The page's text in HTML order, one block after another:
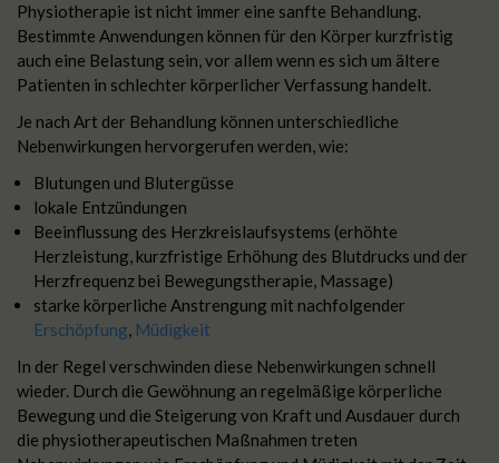
Physiotherapie ist nicht immer eine sanfte Behandlung.
Bestimmte Anwendungen können für den Körper kurzfristig
auch eine Belastung sein, vor allem wenn es sich um ältere
Patienten in schlechter körperlicher Verfassung handelt.
Je nach Art der Behandlung können unterschiedliche
Nebenwirkungen hervorgerufen werden, wie:
Blutungen und Blutergüsse
lokale Entzündungen
Beeinflussung des Herzkreislaufsystems (erhöhte
Herzleistung, kurzfristige Erhöhung des Blutdrucks und der
Herzfrequenz bei Bewegungstherapie, Massage)
starke körperliche Anstrengung mit nachfolgender
Erschöpfung, Müdigkeit
In der Regel verschwinden diese Nebenwirkungen schnell
wieder. Durch die Gewöhnung an regelmäßige körperliche
Bewegung und die Steigerung von Kraft und Ausdauer durch
die physiotherapeutischen Maßnahmen treten